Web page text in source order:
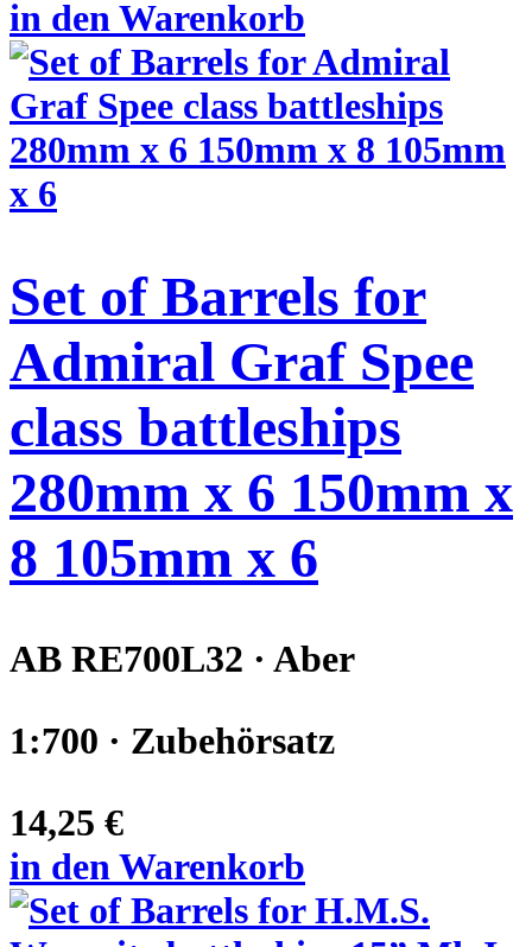
in den Warenkorb
Set of Barrels for
Admiral Graf Spee
class battleships
280mm x 6 150mm x
8 105mm x 6
AB RE700L32 · Aber
1:700 · Zubehörsatz
14,25 €
in den Warenkorb